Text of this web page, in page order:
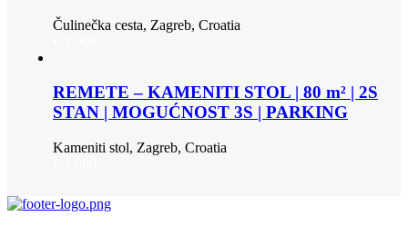
Čulinečka cesta, Zagreb, Croatia
REMETE – KAMENITI STOL | 80 m² | 2S
STAN | MOGUĆNOST 3S | PARKING
Kameniti stol, Zagreb, Croatia